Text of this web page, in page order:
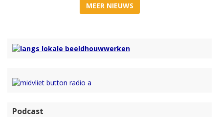
MEER NIEUWS
Podcast